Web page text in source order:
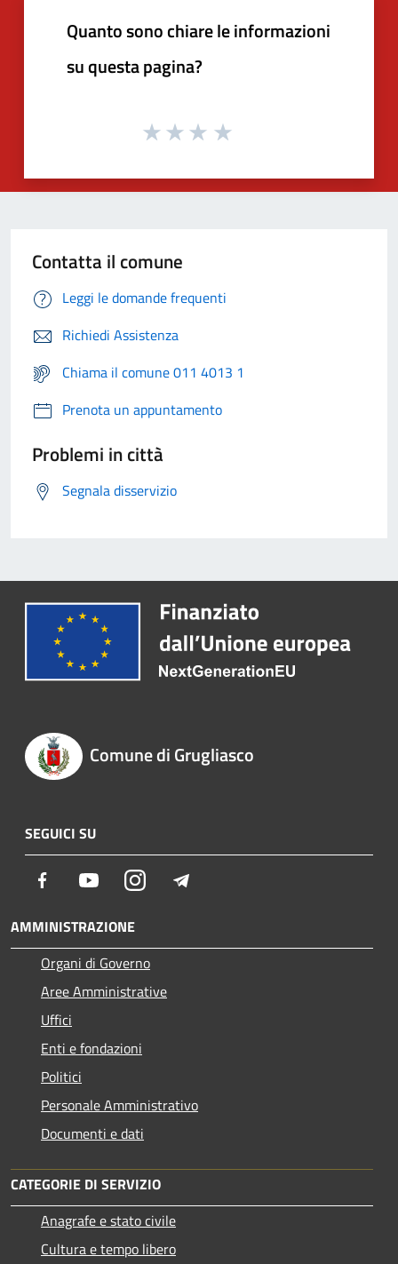
Quanto sono chiare le informazioni
su questa pagina?
Contatta il comune
Leggi le domande frequenti
Richiedi Assistenza
Chiama il comune 011 4013 1
Prenota un appuntamento
Problemi in città
Segnala disservizio
Comune di Grugliasco
SEGUICI SU
Facebook YoutubeInstagram
AMMINISTRAZIONE
Organi di Governo
Aree Amministrative
Uffici
Enti e fondazioni
Politici
Personale Amministrativo
Documenti e dati
CATEGORIE DI SERVIZIO
Anagrafe e stato civile
Cultura e tempo libero